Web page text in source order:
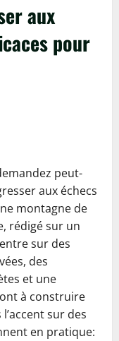
aux
pour
peut-
aux échecs
montagne de
rédigé sur un
sur des
des
et une
à construire
sur des
en pratique: